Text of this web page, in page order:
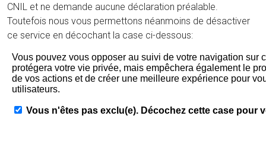
CNIL et ne demande aucune déclaration préalable.
Toutefois nous vous permettons néanmoins de désactiver
ce service en décochant la case ci-dessous: